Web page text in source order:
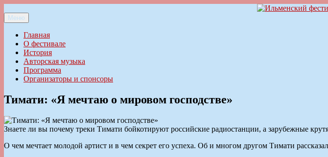
к
содержимому
Ильменский фестиваль авторской песни
Меню
Главная
О фестивале
История
Авторская музыка
Программа
Организаторы и спонсоры
Тимати: «Я мечтаю о мировом господстве»
Знаете ли вы почему треки Тимати бойкотируют российские радиостанции, а зарубежные
О чем мечтает молодой артист и в чем секрет его успеха. Об и многом другом Тимати